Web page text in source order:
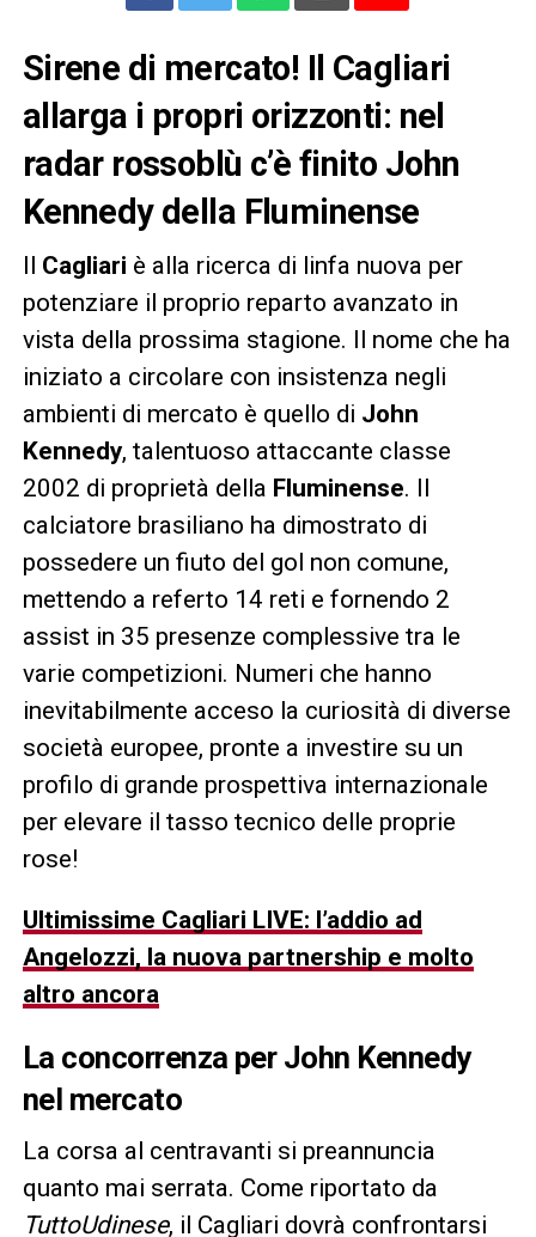
Sirene di mercato! Il Cagliari
allarga i propri orizzonti: nel
radar rossoblù c’è finito John
Kennedy della Fluminense
Il Cagliari è alla ricerca di linfa nuova per
potenziare il proprio reparto avanzato in
vista della prossima stagione. Il nome che ha
iniziato a circolare con insistenza negli
ambienti di mercato è quello di John
Kennedy, talentuoso attaccante classe
2002 di proprietà della Fluminense. Il
calciatore brasiliano ha dimostrato di
possedere un fiuto del gol non comune,
mettendo a referto 14 reti e fornendo 2
assist in 35 presenze complessive tra le
varie competizioni. Numeri che hanno
inevitabilmente acceso la curiosità di diverse
società europee, pronte a investire su un
profilo di grande prospettiva internazionale
per elevare il tasso tecnico delle proprie
rose!
Ultimissime Cagliari LIVE: l’addio ad
Angelozzi, la nuova partnership e molto
altro ancora
La concorrenza per John Kennedy
nel mercato
La corsa al centravanti si preannuncia
quanto mai serrata. Come riportato da
TuttoUdinese, il Cagliari dovrà confrontarsi